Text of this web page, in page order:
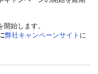
始します。
弊社キャンペーンサイト に